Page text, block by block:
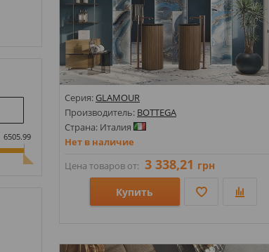
6505.99
Серия: GLAMOUR
Производитель: BOTTEGA
Страна: Италия
Нет в наличие
Цена товаров от: 3 338,21 грн
Купить
Стили: Под мрамор;